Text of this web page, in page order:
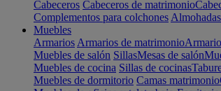
Cabeceros Cabeceros de matrimonio
Complementos para colchones Almohadas
Muebles
Armarios Armarios de matrimonio
Muebles de salón SillasMesas de salón
Muebles de cocina Sillas de cocinas
Muebles de dormitorio Camas matrimonio